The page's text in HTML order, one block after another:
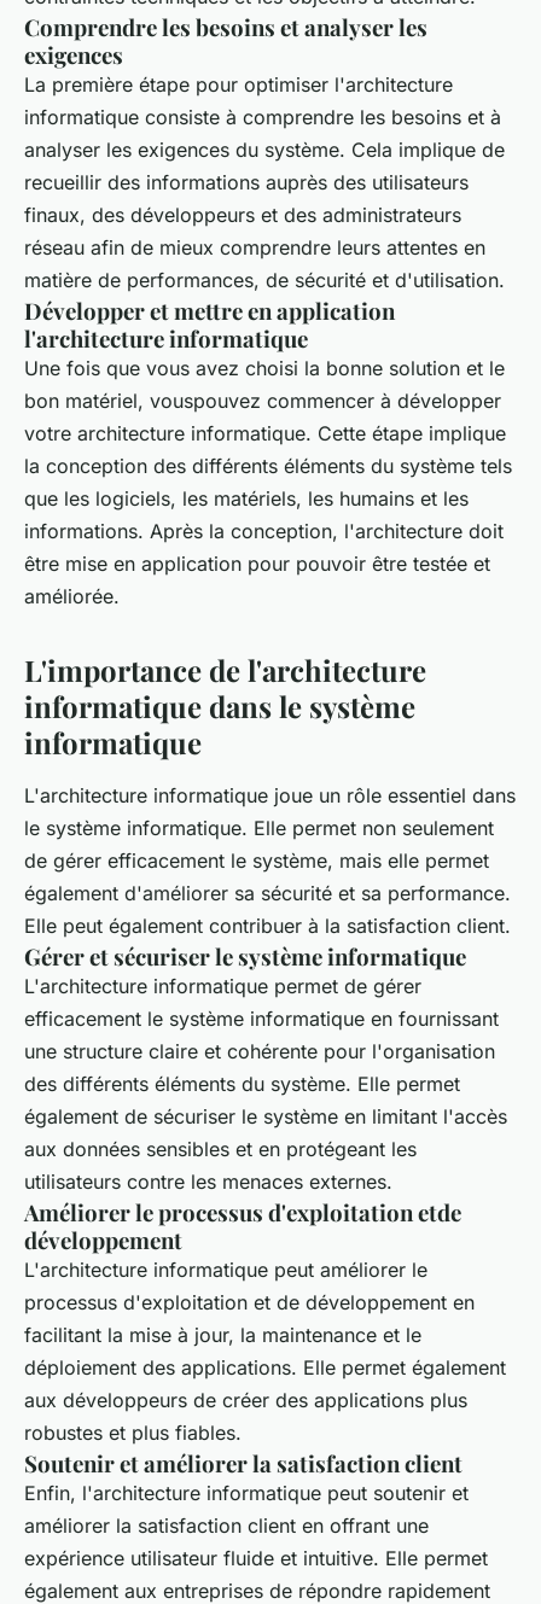
Comprendre les besoins et analyser les
exigences
La première étape pour optimiser l'architecture
informatique consiste à comprendre les besoins et à
analyser les exigences du système. Cela implique de
recueillir des informations auprès des utilisateurs
finaux, des développeurs et des administrateurs
réseau afin de mieux comprendre leurs attentes en
matière de performances, de sécurité et d'utilisation.
Développer et mettre en application
l'architecture informatique
Une fois que vous avez choisi la bonne solution et le
bon matériel, vouspouvez commencer à développer
votre architecture informatique. Cette étape implique
la conception des différents éléments du système tels
que les logiciels, les matériels, les humains et les
informations. Après la conception, l'architecture doit
être mise en application pour pouvoir être testée et
améliorée.
L'importance de l'architecture
informatique dans le système
informatique
L'architecture informatique joue un rôle essentiel dans
le système informatique. Elle permet non seulement
de gérer efficacement le système, mais elle permet
également d'améliorer sa sécurité et sa performance.
Elle peut également contribuer à la satisfaction client.
Gérer et sécuriser le système informatique
L'architecture informatique permet de gérer
efficacement le système informatique en fournissant
une structure claire et cohérente pour l'organisation
des différents éléments du système. Elle permet
également de sécuriser le système en limitant l'accès
aux données sensibles et en protégeant les
utilisateurs contre les menaces externes.
Améliorer le processus d'exploitation etde
développement
L'architecture informatique peut améliorer le
processus d'exploitation et de développement en
facilitant la mise à jour, la maintenance et le
déploiement des applications. Elle permet également
aux développeurs de créer des applications plus
robustes et plus fiables.
Soutenir et améliorer la satisfaction client
Enfin, l'architecture informatique peut soutenir et
améliorer la satisfaction client en offrant une
expérience utilisateur fluide et intuitive. Elle permet
également aux entreprises de répondre rapidement